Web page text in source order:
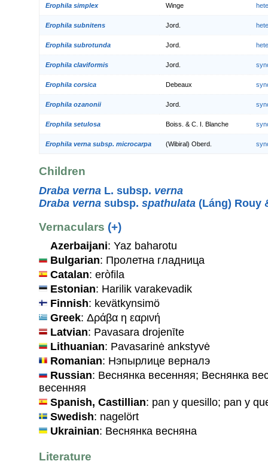
Erophila simplex Winge
Erophila subnitens Jord.
Erophila subrotunda Jord.
Erophila claviformis Jord.
Erophila corsica Debeaux
Erophila ozanonii Jord.
Erophila setulosa Boiss. & C. I. Blanche
Erophila verna subsp. microcarpa (Wibiral) Oberd.
Children
Draba verna L. subsp. verna
Draba verna subsp. spathulata (Láng) Rouy
Vernaculars (+)
Azerbaijani: Yaz baharotu
Bulgarian: Пролетна гладница
Catalan: eròfila
Estonian: Harilik varakevadik
Finnish: kevätkynsimö
Greek: Δράβα η εαρινή
Latvian: Pavasara drojenīte
Lithuanian: Pavasarinė ankstyvė
Romanian: Нэпырлице верналэ
Russian: Веснянка весенняя; Веснянка
весенняя
Spanish, Castillian: pan y quesillo; pan y
Swedish: nagelört
Ukrainian: Веснянка веснянa
Literature